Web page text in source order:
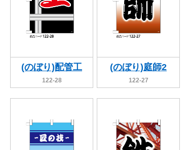
(のぼり)配管工
122-28
(のぼり)庭師2
122-27